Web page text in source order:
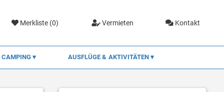
Merkliste (0) Vermieten Kontakt
CAMPING AUSFLÜGE & AKTIVITÄTEN